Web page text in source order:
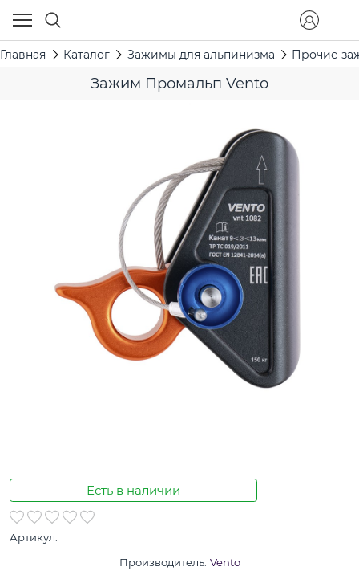
Главная Каталог Зажимы для альпинизма Прочие
Зажим Промальп Vento
Есть в наличии
Артикул:
Производитель: Vento